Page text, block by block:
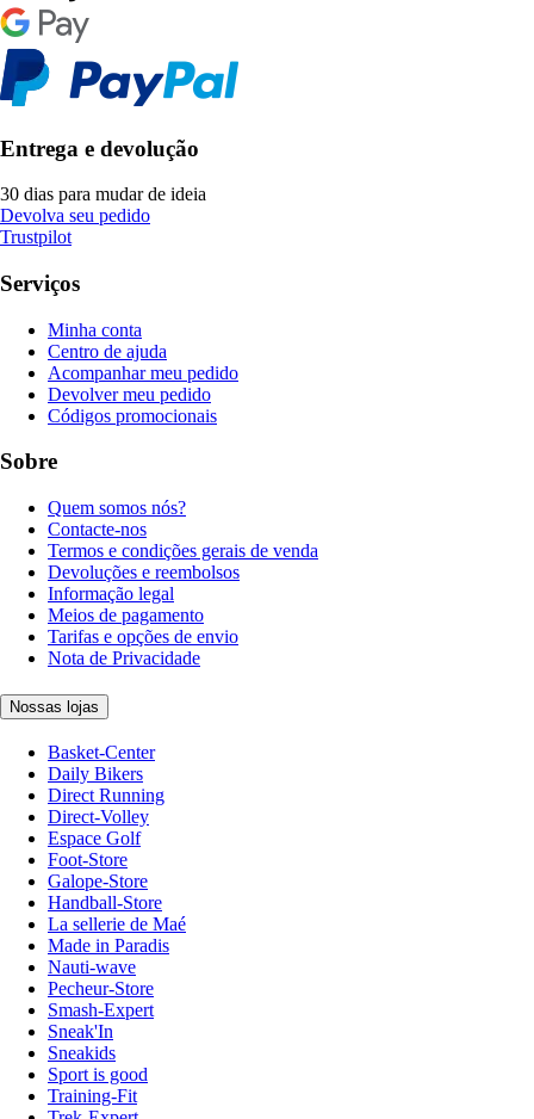
Entrega e devolução
30 dias para mudar de ideia
Devolva seu pedido
Trustpilot
Serviços
Minha conta
Centro de ajuda
Acompanhar meu pedido
Devolver meu pedido
Códigos promocionais
Sobre
Quem somos nós?
Contacte-nos
Termos e condições gerais de venda
Devoluções e reembolsos
Informação legal
Meios de pagamento
Tarifas e opções de envio
Nota de Privacidade
Nossas lojas
Basket-Center
Daily Bikers
Direct Running
Direct-Volley
Espace Golf
Foot-Store
Galope-Store
Handball-Store
La sellerie de Maé
Made in Paradis
Nauti-wave
Pecheur-Store
Smash-Expert
Sneak'In
Sneakids
Sport is good
Training-Fit